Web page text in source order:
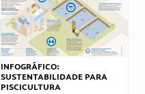
INFOGRÁFICO:
SUSTENTABILIDADE PARA
PISCICULTURA